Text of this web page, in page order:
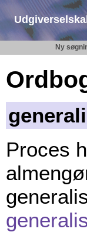
Ny
Proces